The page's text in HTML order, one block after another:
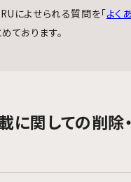
によせられる質問を「よく
ております。
に関しての削除